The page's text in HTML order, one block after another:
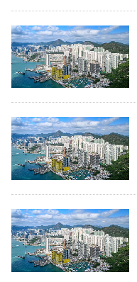
商
業
科
技
職
場
生
時
事